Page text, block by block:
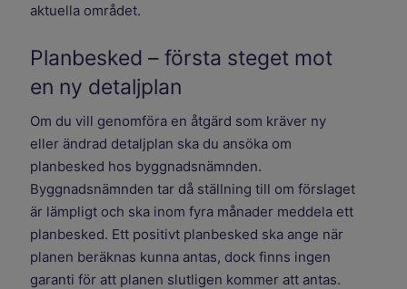
aktuella området.
Planbesked – första steget mot
en ny detaljplan
Om du vill genomföra en åtgärd som kräver ny
eller ändrad detaljplan ska du ansöka om
planbesked hos byggnadsnämnden.
Byggnadsnämnden tar då ställning till om förslaget
är lämpligt och ska inom fyra månader meddela ett
planbesked. Ett positivt planbesked ska ange när
planen beräknas kunna antas, dock finns ingen
garanti för att planen slutligen kommer att antas.